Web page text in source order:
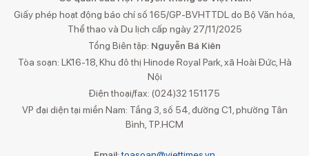
Giấy phép hoạt động báo chí số 165/GP-BVHTTDL do Bộ Văn hóa,
Thể thao và Du lịch cấp ngày 27/11/2025
Tổng Biên tập: Nguyễn Bá Kiên
Tòa soạn: LK16-18, Khu đô thị Hinode Royal Park, xã Hoài Đức, Hà
Nội
Điện thoại/fax: (024)32 151175
VP đại diện tại miền Nam: Tầng 3, số 54, đường C1, phường Tân
Bình, TP.HCM